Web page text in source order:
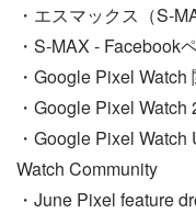
・エスマックス（S-
・S-MAX - Facebook
・Google Pixel
・Google Pixel
・Google Pixel
Watch Community
・June Pixel feature